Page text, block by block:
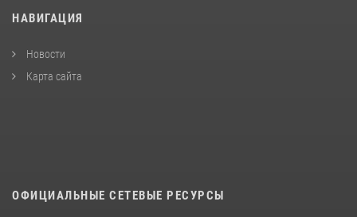
НАВИГАЦИЯ
Новости
Карта сайта
ОФИЦИАЛЬНЫЕ СЕТЕВЫЕ РЕСУРСЫ